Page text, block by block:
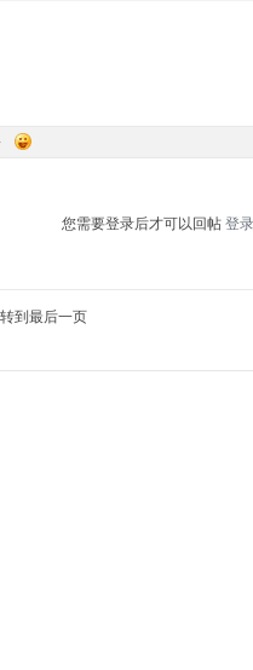
您需要登录后才可以回帖 登录
到最后一页